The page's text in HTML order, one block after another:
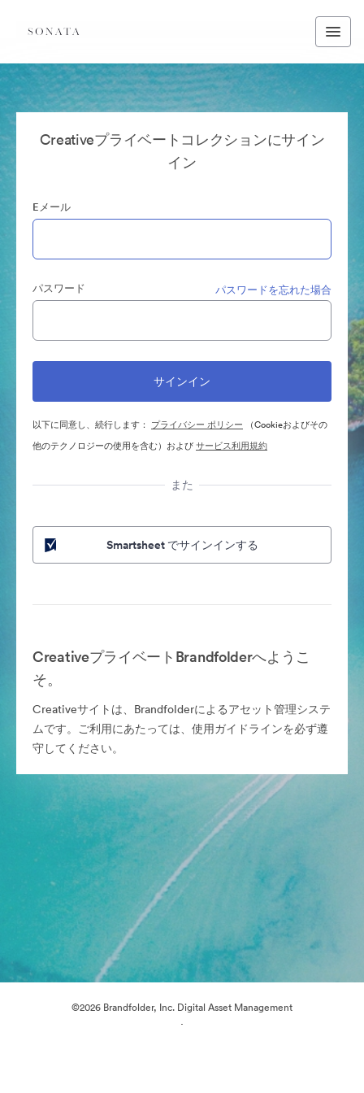
Creativeプライベートコレクションにサイン
イン
Eメール
パスワード パスワードを忘れた場合
以下に同意し、続行します： プライバシー ポリシー （Cookieおよびその
他のテクノロジーの使用を含む）およびサービス利用規約
また
Smartsheet でサインインする
CreativeプライベートBrandfolderへようこ
そ。
Creativeサイトは、Brandfolderによるアセット管理システ
ムです。ご利用にあたっては、使用ガイドラインを必ず遵
守してください。
©2026 Brandfolder, Inc. Digital Asset Management
·